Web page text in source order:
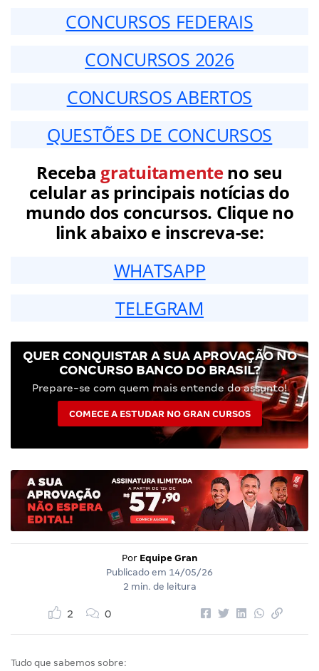
CONCURSOS FEDERAIS
CONCURSOS 2026
CONCURSOS ABERTOS
QUESTÕES DE CONCURSOS
Receba gratuitamenteno seu
celular as principais notícias do
mundo dos concursos. Clique no
link abaixo e inscreva-se:
WHATSAPP
TELEGRAM
QUER CONQUISTAR A SUA APROVAÇÃO NO
CONCURSO BANCO DO BRASIL?
Prepare-se com quem mais entende do assunto!
COMECE A ESTUDAR NO GRAN CURSOS
Por Equipe Gran
Publicado em 14/05/26
2 min. de leitura
2 0
Tudo que sabemos sobre: